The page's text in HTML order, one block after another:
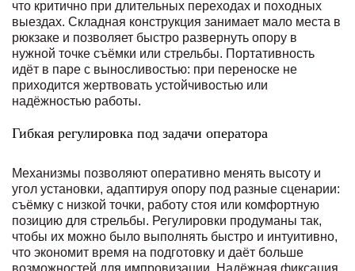
что критично при длительных переходах и походных
выездах. Складная конструкция занимает мало места в
рюкзаке и позволяет быстро развернуть опору в
нужной точке съёмки или стрельбы. Портативность
идёт в паре с выносливостью: при переноске не
приходится жертвовать устойчивостью или
надёжностью работы.
Гибкая регулировка под задачи оператора
Механизмы позволяют оперативно менять высоту и
угол установки, адаптируя опору под разные сценарии:
съёмку с низкой точки, работу стоя или комфортную
позицию для стрельбы. Регулировки продуманы так,
чтобы их можно было выполнять быстро и интуитивно,
что экономит время на подготовку и даёт больше
возможностей для импровизации. Надёжная фиксация